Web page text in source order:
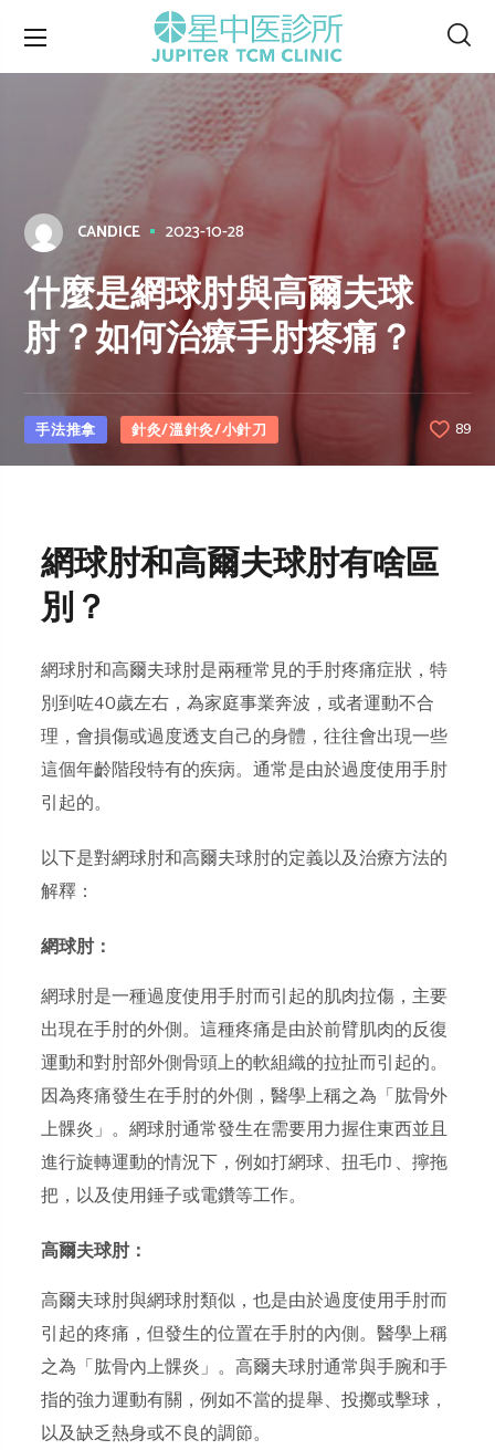
CANDICE 2023-10-28
什麼是網球肘與高爾夫球
肘？如何治療手肘疼痛？
手法推拿 針灸/溫針灸/小針刀 89
網球肘和高爾夫球肘有啥區
別？
網球肘和高爾夫球肘是兩種常見的手肘疼痛症狀，特
別到咗40歲左右，為家庭事業奔波，或者運動不合
理，會損傷或過度透支自己的身體，往往會出現一些
這個年齡階段特有的疾病。通常是由於過度使用手肘
引起的。
以下是對網球肘和高爾夫球肘的定義以及治療方法的
解釋：
網球肘：
網球肘是一種過度使用手肘而引起的肌肉拉傷，主要
出現在手肘的外側。這種疼痛是由於前臂肌肉的反復
運動和對肘部外側骨頭上的軟組織的拉扯而引起的。
因為疼痛發生在手肘的外側，醫學上稱之為「肱骨外
上髁炎」。網球肘通常發生在需要用力握住東西並且
進行旋轉運動的情況下，例如打網球、扭毛巾、擰拖
把，以及使用錘子或電鑽等工作。
高爾夫球肘：
高爾夫球肘與網球肘類似，也是由於過度使用手肘而
引起的疼痛，但發生的位置在手肘的內側。醫學上稱
之為「肱骨內上髁炎」。高爾夫球肘通常與手腕和手
指的強力運動有關，例如不當的提舉、投擲或擊球，
以及缺乏熱身或不良的調節。